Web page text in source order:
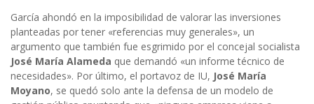
García ahondó en la imposibilidad de valorar las inversiones
planteadas por tener «referencias muy generales», un
argumento que también fue esgrimido por el concejal socialista
José María Alameda que demandó «un informe técnico de
necesidades». Por último, el portavoz de IU, José María
Moyano, se quedó solo ante la defensa de un modelo de